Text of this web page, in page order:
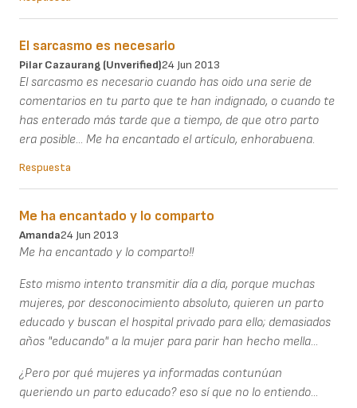
El sarcasmo es necesario
Pilar Cazaurang (unverified)24 Jun 2013
El sarcasmo es necesario cuando has oido una serie de
comentarios en tu parto que te han indignado, o cuando te
has enterado más tarde que a tiempo, de que otro parto
era posible... Me ha encantado el artículo, enhorabuena.
Respuesta
Me ha encantado y lo comparto
Amanda24 Jun 2013
Me ha encantado y lo comparto!!
Esto mismo intento transmitir día a día, porque muchas
mujeres, por desconocimiento absoluto, quieren un parto
educado y buscan el hospital privado para ello; demasiados
años "educando" a la mujer para parir han hecho mella...
¿Pero por qué mujeres ya informadas contunúan
queriendo un parto educado? eso sí que no lo entiendo...